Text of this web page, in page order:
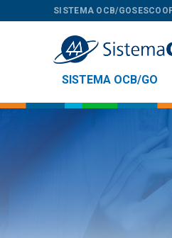
SISTEMA OCB/GO
SISTEMA OCB/GO